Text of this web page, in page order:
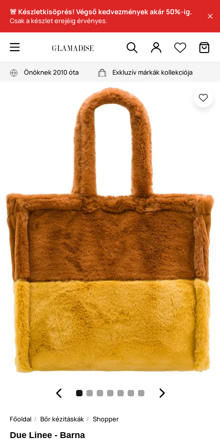
🚨 Készletkisöprés! Végső kedvezmények akár 50%-ig.
Csak a készlet erejéig érvényes.
Önöknek 2010 óta Exkluzív márkák kollekciója
Főoldal Bőr kézitáskák Shopper
Due Linee - Barna